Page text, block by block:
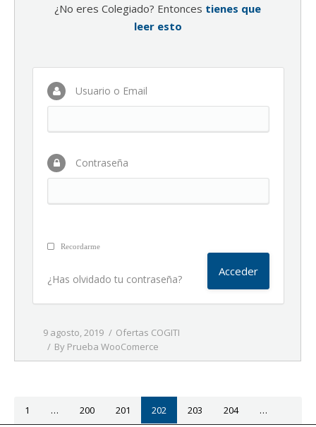
¿No eres Colegiado? Entonces tienes que
leer esto
Usuario o Email
Contraseña
Recordarme
¿Has olvidado tu contraseña?
9 agosto, 2019
Ofertas COGITI
By Prueba WooComerce
1 … 200 201 202 203 204 …